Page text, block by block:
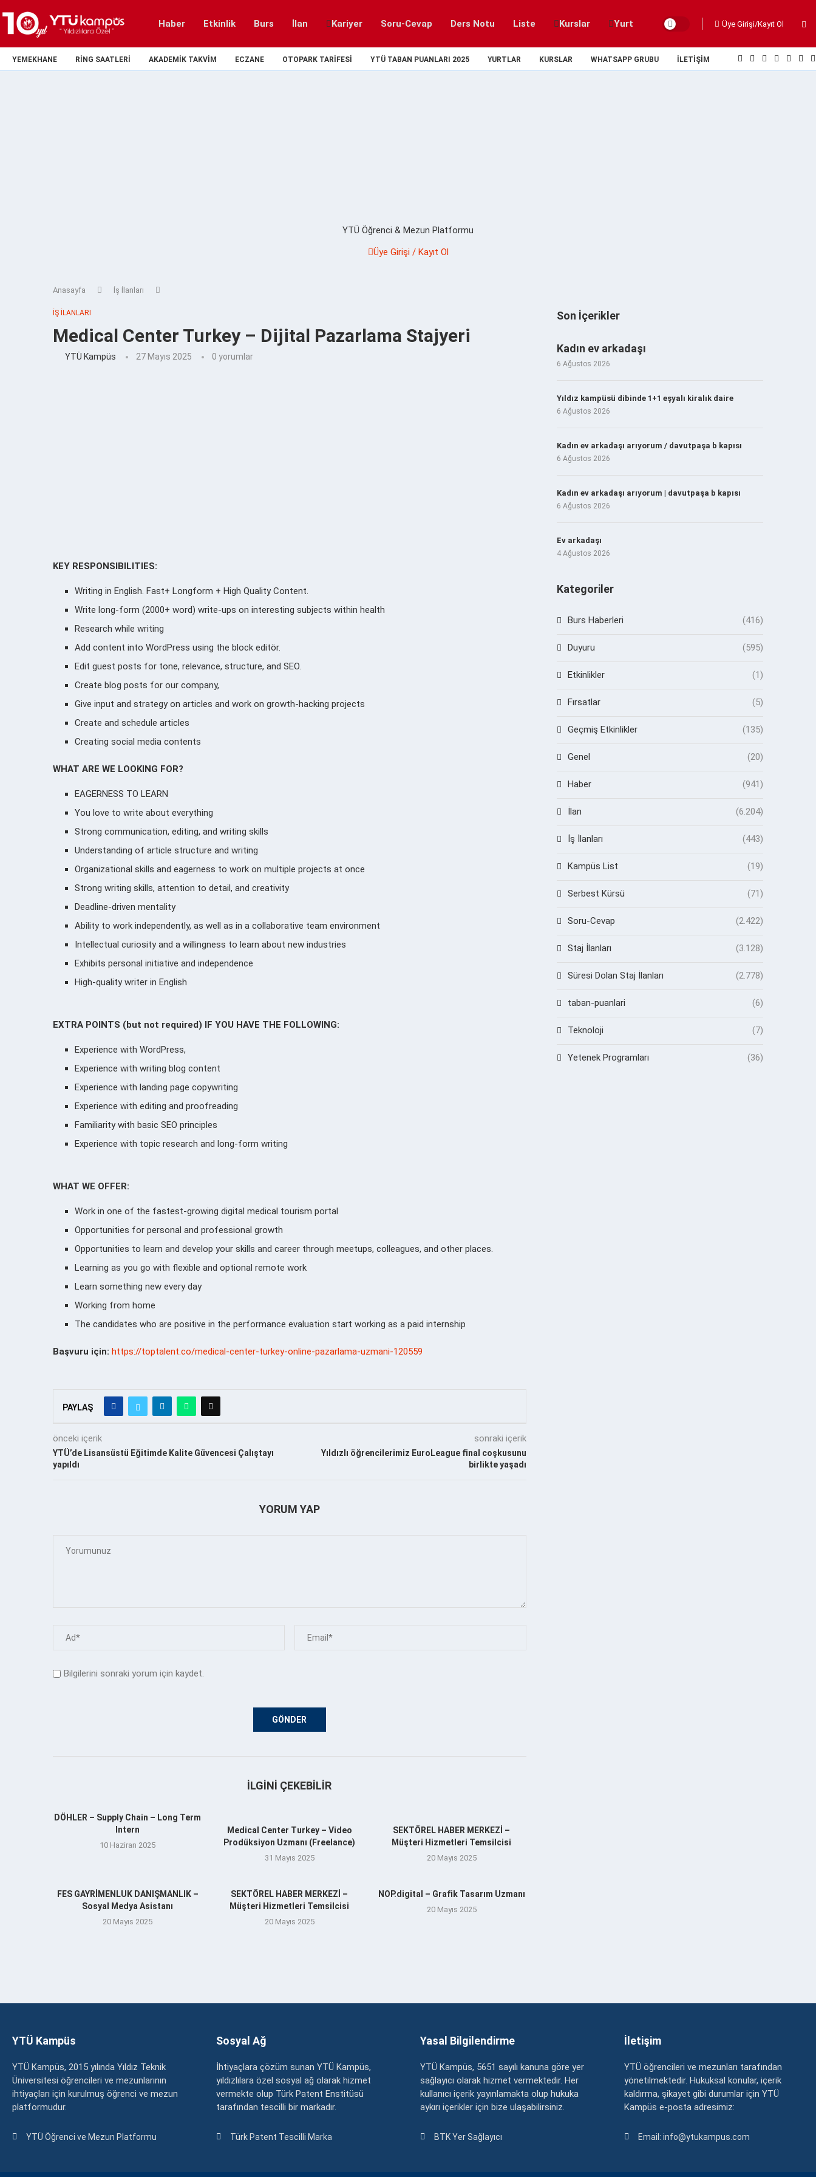
Haber Etkinlik Burs İlan Kariyer Soru-Cevap Ders Notu Liste Kurslar Yurt Üye Girişi/Kayıt Ol
YEMEKHANE RING SAATLERI AKADEMIK TAKVIM ECZANE OTOPARK TARIFESI YTÜ TABAN PUANLARI 2025 YURTLAR KURSLAR WHATSAPP GRUBU İLETIŞIM
YTÜ Öğrenci & Mezun Platformu
Üye Girişi / Kayıt Ol
Anasayfa İş İlanları
İŞ İLANLARI
Medical Center Turkey – Dijital Pazarlama Stajyeri
YTÜ Kampüs 27 Mayıs 2025 0 yorumlar
KEY RESPONSIBILITIES:
Writing in English. Fast+ Longform + High Quality Content.
Write long-form (2000+ word) write-ups on interesting subjects within health
Research while writing
Add content into WordPress using the block editör.
Edit guest posts for tone, relevance, structure, and SEO.
Create blog posts for our company,
Give input and strategy on articles and work on growth-hacking projects
Create and schedule articles
Creating social media contents
WHAT ARE WE LOOKING FOR?
EAGERNESS TO LEARN
You love to write about everything
Strong communication, editing, and writing skills
Understanding of article structure and writing
Organizational skills and eagerness to work on multiple projects at once
Strong writing skills, attention to detail, and creativity
Deadline-driven mentality
Ability to work independently, as well as in a collaborative team environment
Intellectual curiosity and a willingness to learn about new industries
Exhibits personal initiative and independence
High-quality writer in English
EXTRA POINTS (but not required) IF YOU HAVE THE FOLLOWING:
Experience with WordPress,
Experience with writing blog content
Experience with landing page copywriting
Experience with editing and proofreading
Familiarity with basic SEO principles
Experience with topic research and long-form writing
WHAT WE OFFER:
Work in one of the fastest-growing digital medical tourism portal
Opportunities for personal and professional growth
Opportunities to learn and develop your skills and career through meetups, colleagues, and other places.
Learning as you go with flexible and optional remote work
Learn something new every day
Working from home
The candidates who are positive in the performance evaluation start working as a paid internship
Başvuru için: https://toptalent.co/medical-center-turkey-online-pazarlama-uzmani-120559
PAYLAŞ
önceki içerik
YTÜ’de Lisansüstü Eğitimde Kalite Güvencesi Çalıştayı
yapıldı
sonraki içerik
Yıldızlı öğrencilerimiz EuroLeague final coşkusunu
birlikte yaşadı
YORUM YAP
Bilgilerini sonraki yorum için kaydet.
İLGINI ÇEKEBILIR
DÖHLER – Supply Chain – Long Term
Intern
10 Haziran 2025
Medical Center Turkey – Video
Prodüksiyon Uzmanı (Freelance)
31 Mayıs 2025
SEKTÖREL HABER MERKEZİ –
Müşteri Hizmetleri Temsilcisi
20 Mayıs 2025
FES GAYRİMENLUK DANIŞMANLIK –
Sosyal Medya Asistanı
20 Mayıs 2025
SEKTÖREL HABER MERKEZİ –
Müşteri Hizmetleri Temsilcisi
20 Mayıs 2025
NOP.digital – Grafik Tasarım Uzmanı
20 Mayıs 2025
Son İçerikler
Kadın ev arkadaşı
6 Ağustos 2026
Yıldız kampüsü dibinde 1+1 eşyalı kiralık daire
6 Ağustos 2026
Kadın ev arkadaşı arıyorum / davutpaşa b kapısı
6 Ağustos 2026
Kadın ev arkadaşı arıyorum | davutpaşa b kapısı
6 Ağustos 2026
Ev arkadaşı
4 Ağustos 2026
Kategoriler
Burs Haberleri (416)
Duyuru (595)
Etkinlikler (1)
Fırsatlar (5)
Geçmiş Etkinlikler (135)
Genel (20)
Haber (941)
İlan (6.204)
İş İlanları (443)
Kampüs List (19)
Serbest Kürsü (71)
Soru-Cevap (2.422)
Staj İlanları (3.128)
Süresi Dolan Staj İlanları (2.778)
taban-puanlari (6)
Teknoloji (7)
Yetenek Programları (36)
YTÜ Kampüs
YTÜ Kampüs, 2015 yılında Yıldız Teknik
Üniversitesi öğrencileri ve mezunlarının
ihtiyaçları için kurulmuş öğrenci ve mezun
platformudur.
YTÜ Öğrenci ve Mezun Platformu
Sosyal Ağ
İhtiyaçlara çözüm sunan YTÜ Kampüs,
yıldızlılara özel sosyal ağ olarak hizmet
vermekte olup Türk Patent Enstitüsü
tarafından tescilli bir markadır.
Türk Patent Tescilli Marka
Yasal Bilgilendirme
YTÜ Kampüs, 5651 sayılı kanuna göre yer
sağlayıcı olarak hizmet vermektedir. Her
kullanıcı içerik yayınlamakta olup hukuka
aykırı içerikler için bize ulaşabilirsiniz.
BTK Yer Sağlayıcı
İletişim
YTÜ öğrencileri ve mezunları tarafından
yönetilmektedir. Hukuksal konular, içerik
kaldırma, şikayet gibi durumlar için YTÜ
Kampüs e-posta adresimiz:
Email: info@ytukampus.com